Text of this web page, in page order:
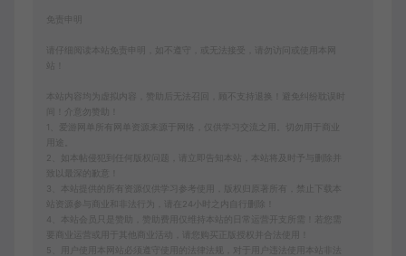
免责申明
请仔细阅读本站免责申明，如不遵守，或无法接受，请勿访问或使用本网
本站内容均为虚拟内容，赞助后无法召回，顾不支持退换！避免纠纷耽误时
间！介意勿赞助！
1、爱游网单所有网单资源来源于网络，仅供学习交流之用。切勿用于商业
2、如本帖侵犯到任何版权问题，请立即告知本站，本站将及时予与删除并
致以最深的歉意！
3、本站提供的所有资源仅供学习参考使用，版权归原著所有，禁止下载本
站资源参与商业和非法行为，请在24小时之内自行删除！
4、本站会员只是赞助，赞助费用仅维持本站的日常运营开支所需！若您需
要商业运营或用于其他商业活动，请您购买正版授权并合法使用！
5、用户使用本网站必须遵守使用的法律法规，对于用户违法使用本站非法